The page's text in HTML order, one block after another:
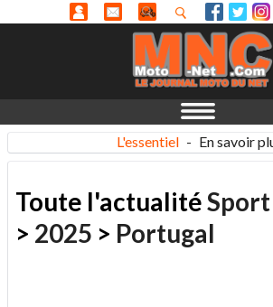
L'essentiel - En savoir
Toute l'actualitéSport
> 2025 > Portugal